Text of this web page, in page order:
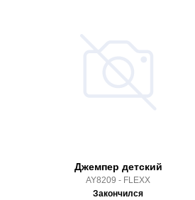
Джемпер детский
AY8209 - FLEXX
Закончился